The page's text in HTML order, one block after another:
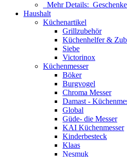
Mehr Details:
Haushalt
Küchenartikel
Grillzubehör
Küchenhelfer &
Siebe
Victorinox
Küchenmesser
Böker
Burgvogel
Chroma Messer
Damast -
Global
Güde- die Messer
KAI Küchenmesser
Kinderbesteck
Klaas
Nesmuk